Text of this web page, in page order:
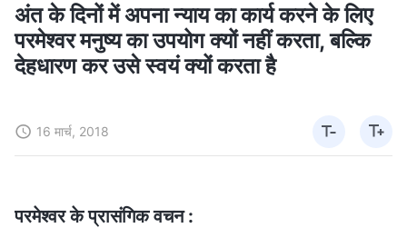
अंत के दिनों में अपना न्याय का कार्य करने के लिए
परमेश्वर मनुष्य का उपयोग क्यों नहीं करता, बल्कि
देहधारण कर उसे स्वयं क्यों करता है
16 मार्च, 2018
परमेश्वर के प्रासंगिक वचन :